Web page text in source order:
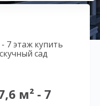
м² - 7